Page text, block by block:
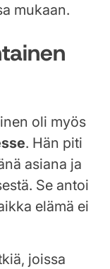
mukaan.
oli myös
. Hän piti
asiana ja
Se antoi
elämä ei
joissa